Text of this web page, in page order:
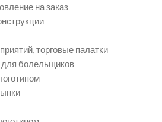
на заказ
торговые палатки
болельщиков